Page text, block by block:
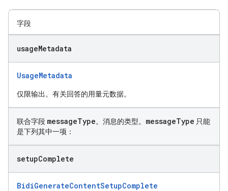
字段
usageMetadata
UsageMetadata
仅限输出。有关回答的用量元数据。
联合字段 messageType。消息的类型。 messageType 只能
是下列其中一项：
setupComplete
BidiGenerateContentSetupComplete